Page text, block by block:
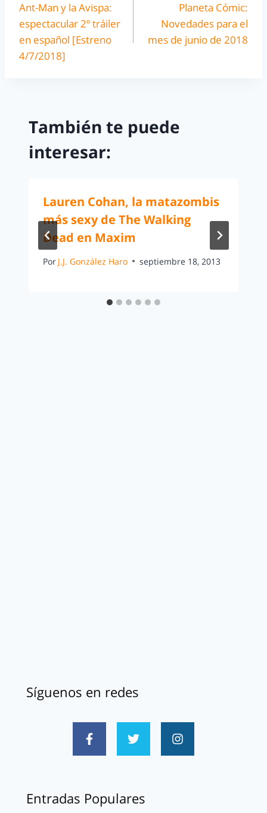
Ant-Man y la Avispa:
espectacular 2º tráiler
en español [Estreno
4/7/2018]
Planeta Cómic:
Novedades para el
mes de junio de 2018
También te puede
interesar:
Lauren Cohan, la matazombis
más sexy de The Walking
Dead en Maxim
Por J.J. González Haro septiembre 18, 2013
Síguenos en redes
Entradas Populares